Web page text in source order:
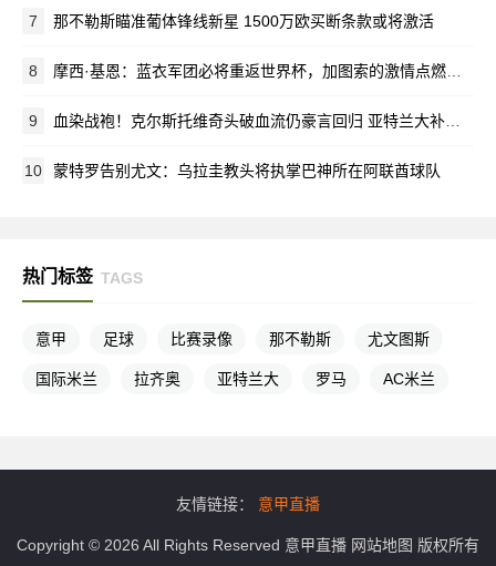
7 那不勒斯瞄准葡体锋线新星 1500万欧买断条款或将激活
8 摩西·基恩：蓝衣军团必将重返世界杯，加图索的激情点燃全队
9 血染战袍！克尔斯托维奇头破血流仍豪言回归 亚特兰大补时绝杀创奇迹
10 蒙特罗告别尤文：乌拉圭教头将执掌巴神所在阿联酋球队
热门标签 TAGS
意甲 足球 比赛录像 那不勒斯 尤文图斯
国际米兰 拉齐奥 亚特兰大 罗马 AC米兰
友情链接： 意甲直播
Copyright © 2026 All Rights Reserved 意甲直播 网站地图 版权所有